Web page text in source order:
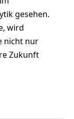
gesehen.
wird
nicht nur
Zukunft